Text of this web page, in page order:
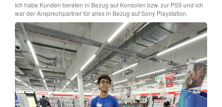
Ich habe Kunden beraten in Bezug auf Konsolen bzw. zur PS5 und ich
war der Ansprechpartner für alles in Bezug auf Sony Playstation.